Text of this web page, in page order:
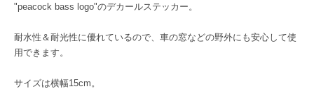
"peacock bass logo"のデカールステッカー。
耐水性＆耐光性に優れているので、車の窓などの野外にも安心して使
用できます。
サイズは横幅15cm。